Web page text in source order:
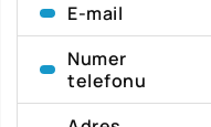
E-mail
Numer
telefonu